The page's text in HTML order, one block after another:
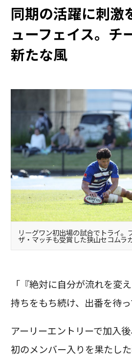
同期の活躍に刺激
ューフェイス。チ
新たな風
リーグワン初出場の試合でトライ。
ザ・マッチも受賞した狭山セコムラ
「『絶対に自分が流れを変
持ちをもち続け、出番を待っ
アーリーエントリーで加入
初のメンバー入りを果たし